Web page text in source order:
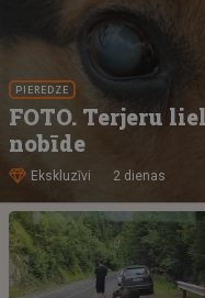
PIEREDZE
FOTO. Terjeru
nobīde
Ekskluzīvi 2 dienas